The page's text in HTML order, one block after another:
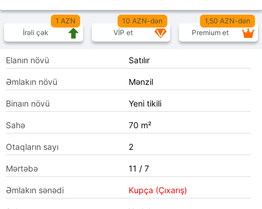
1 AZN
İrəli çək
10 AZN-dən
VİP et
1,50 AZN-dən
Premium et
Elanın növü Satılır
Əmlakın növü Mənzil
Binaın növü Yeni tikili
Sahə 70 m²
Otaqların sayı 2
Mərtəbə 11 / 7
Əmlakın sənədi Kupça (Çıxarış)